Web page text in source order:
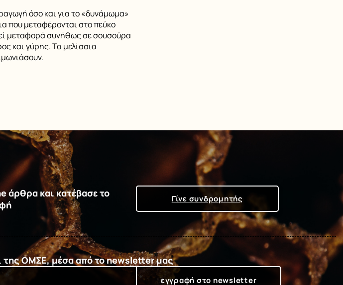
όσο και για το «δυνάμωμα»
που μεταφέρονται στο πεύκο
μεταφορά συνήθως σε σουσούρα
και γύρης. Τα μελίσσια
άρθρα και κατέβασε το
Γίνε συνδρομητής
της ΟΜΣΕ, μέσα από το newsletter μας